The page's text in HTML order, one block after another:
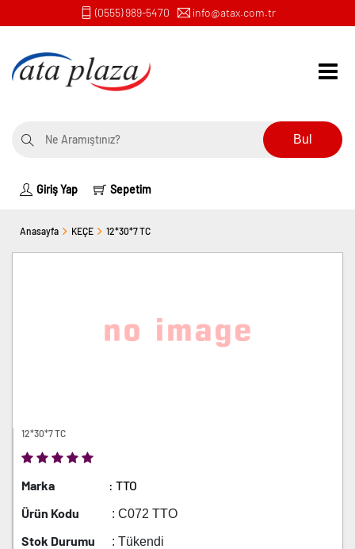
(0555) 989-5470 info@atax.com.tr
Bul
Giriş Yap Sepetim
Anasayfa KEÇE 12*30*7 TC
12*30*7 TC
Marka
: TTO
Ürün Kodu
: C072 TTO
Stok Durumu : Tükendi